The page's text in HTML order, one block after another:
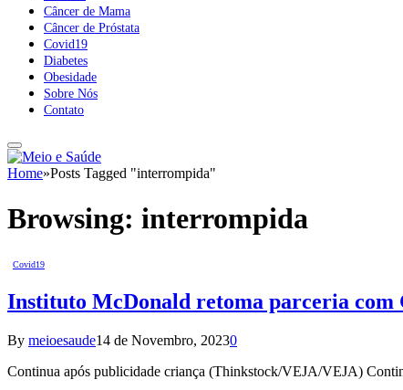
Câncer de Mama
Câncer de Próstata
Covid19
Diabetes
Obesidade
Sobre Nós
Contato
Home»Posts Tagged "interrompida"
Browsing: interrompida
Covid19
Instituto McDonald retoma parceria com
By meioesaude14 de Novembro, 20230
Continua após publicidade criança (Thinkstock/VEJA/VEJA)